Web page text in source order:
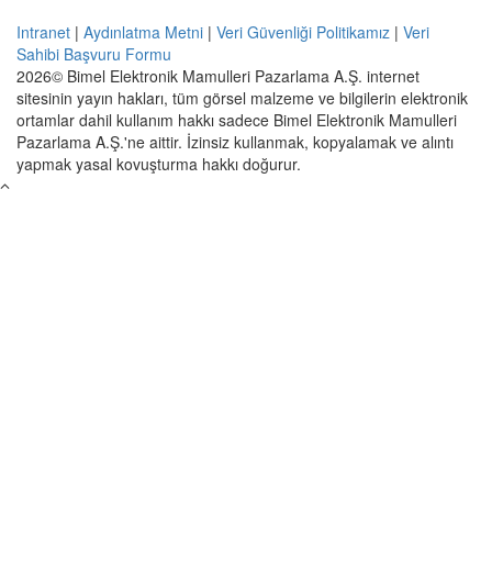
Intranet | Aydınlatma Metni | Veri Güvenliği Politikamız | Veri
Sahibi Başvuru Formu
2026© Bimel Elektronik Mamulleri Pazarlama A.Ş. internet
sitesinin yayın hakları, tüm görsel malzeme ve bilgilerin elektronik
ortamlar dahil kullanım hakkı sadece Bimel Elektronik Mamulleri
Pazarlama A.Ş.'ne aittir. İzinsiz kullanmak, kopyalamak ve alıntı
yapmak yasal kovuşturma hakkı doğurur.